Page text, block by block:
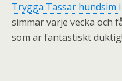
Trygga Tassar hundsim
simmar varje vecka och
som är fantastiskt